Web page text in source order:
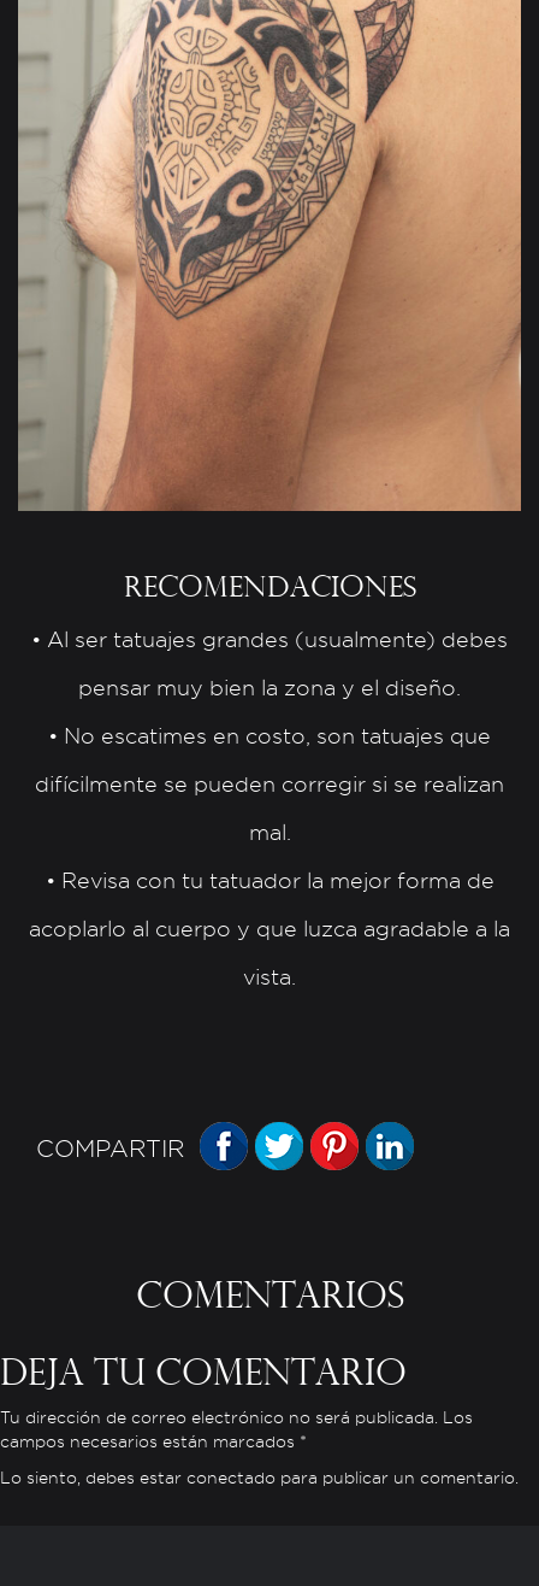
Recomendaciones
• Al ser tatuajes grandes (usualmente) debes
pensar muy bien la zona y el diseño.
• No escatimes en costo, son tatuajes que
difícilmente se pueden corregir si se realizan
mal.
• Revisa con tu tatuador la mejor forma de
acoplarlo al cuerpo y que luzca agradable a la
vista.
COMPARTIR
FACEBOOK
TWITTERPINTEREST
Comentarios
Deja tu comentario
Tu dirección de correo electrónico no será publicada. Los
campos necesarios están marcados *
Lo siento, debes estar conectado para publicar un comentario.